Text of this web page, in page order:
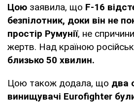
Цою заявила, що F-16
безпілотник, доки він не
простір Румунії, не
жертв. Над країною
близько 50 хвилин.
Цою також додала, що два
винищувачі Eurofighter